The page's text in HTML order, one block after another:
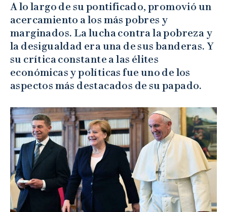
A lo largo de su pontificado, promovió un
acercamiento a los más pobres y
marginados. La lucha contra la pobreza y
la desigualdad era una de sus banderas. Y
su crítica constante a las élites
económicas y políticas fue uno de los
aspectos más destacados de su papado.